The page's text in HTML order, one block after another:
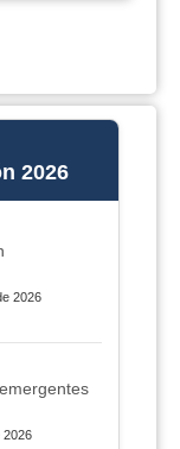
2026
2026
2026